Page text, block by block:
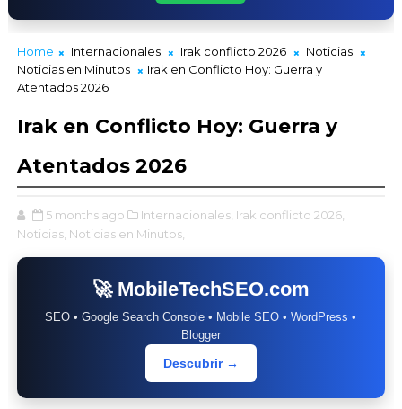
Home Internacionales Irak conflicto 2026
Noticias
Noticias en Minutos
Irak en Conflicto Hoy: Guerra y
Atentados 2026
Irak en Conflicto Hoy: Guerra y
Atentados 2026
5 months ago Internacionales, Irak conflicto 2026,
Noticias, Noticias en Minutos,
🚀 MobileTechSEO.com
SEO • Google Search Console • Mobile SEO • WordPress •
Blogger
Descubrir →